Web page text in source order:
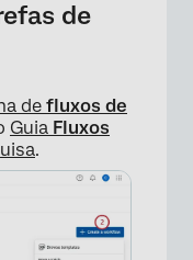
de
de fluxos de
Guia Fluxos
.